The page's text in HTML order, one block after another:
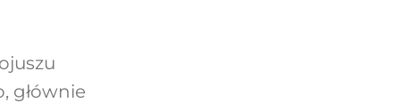
głównie